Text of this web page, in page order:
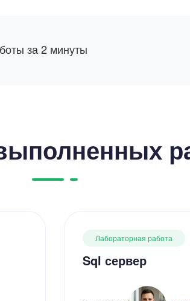
за 2 минуты
Лабораторная работа
Sql сервер